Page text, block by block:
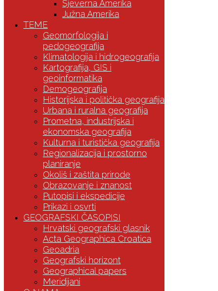
Sjeverna Amerika
Južna Amerika
TEME
Geomorfologija i
pedogeografija
Klimatologija i hidrogeografija
Kartografija, GIS i
geoinformatika
Demogeografija
Historijska i politička geografija
Urbana i ruralna geografija
Prometna, industrijska i
ekonomska geografija
Kulturna i turistička geografija
Regionalizacija i prostorno
planiranje
Okoliš i zaštita prirode
Obrazovanje i znanost
Putopisi i ekspedicije
Prikazi i osvrti
GEOGRAFSKI ČASOPISI
Hrvatski geografski glasnik
Acta Geographica Croatica
Geoadria
Geografski horizont
Geographical papers
Meridijani